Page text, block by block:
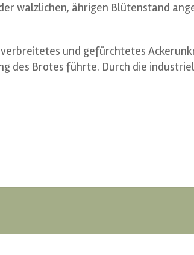
walzlichen, ährigen Blütenstand
und gefürchtetes
des Brotes führte. Durch die